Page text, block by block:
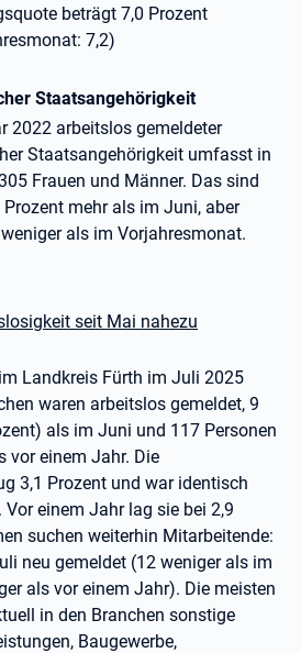
beträgt 7,0 Prozent
7,2)
Staatsangehörigkeit
2022 arbeitslos gemeldeter
Staatsangehörigkeit umfasst in
Frauen und Männer. Das sind
mehr als im Juni, aber
als im Vorjahresmonat.
seit Mai nahezu
Landkreis Fürth im Juli 2025
waren arbeitslos gemeldet, 9
als im Juni und 117 Personen
vor einem Jahr. Die
3,1 Prozent und war identisch
einem Jahr lag sie bei 2,9
suchen weiterhin Mitarbeitende:
neu gemeldet (12 weniger als im
als vor einem Jahr). Die meisten
in den Branchen sonstige
Baugewerbe,